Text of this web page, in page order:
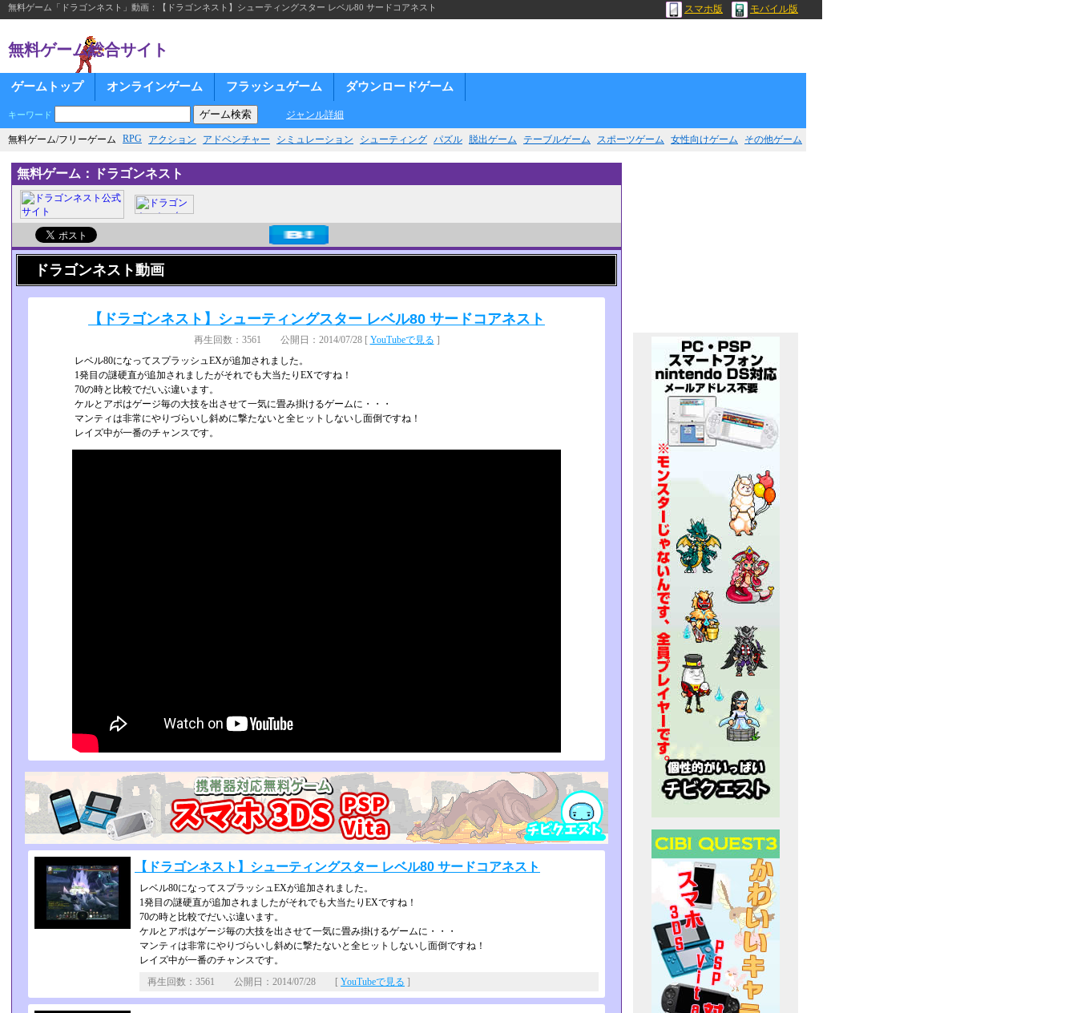
無料ゲーム「ドラゴンネスト」動画：【ドラゴンネスト】シューティングスター レベル80 サードコアネスト スマホ版 モバイル版
無料ゲーム総合サイト
ゲームトップ オンラインゲーム フラッシュゲーム ダウンロードゲーム
キーワード ジャンル詳細
無料ゲーム/フリーゲーム RPG アクション アドベンチャー シミュレーション シューティング パズル 脱出ゲーム テーブルゲーム スポーツゲーム 女性向けゲーム その他ゲーム
無料ゲーム：ドラゴンネスト
ドラゴンネスト動画
【ドラゴンネスト】シューティングスター レベル80 サードコアネスト
再生回数：3561 公開日：2014/07/28 [ YouTubeで見る ]
レベル80になってスプラッシュEXが追加されました。
1発目の謎硬直が追加されましたがそれでも大当たりEXですね！
70の時と比較でだいぶ違います。
ケルとアポはゲージ毎の大技を出させて一気に畳み掛けるゲームに・・・
マンティは非常にやりづらいし斜めに撃たないと全ヒットしないし面倒ですね！
レイズ中が一番のチャンスです。
【ドラゴンネスト】シューティングスター レベル80 サードコアネスト
レベル80になってスプラッシュEXが追加されました。
1発目の謎硬直が追加されましたがそれでも大当たりEXですね！
70の時と比較でだいぶ違います。
ケルとアポはゲージ毎の大技を出させて一気に畳み掛けるゲームに・・・
マンティは非常にやりづらいし斜めに撃たないと全ヒットしないし面倒ですね！
レイズ中が一番のチャンスです。
再生回数：3561 公開日：2014/07/28 [ YouTubeで見る ]